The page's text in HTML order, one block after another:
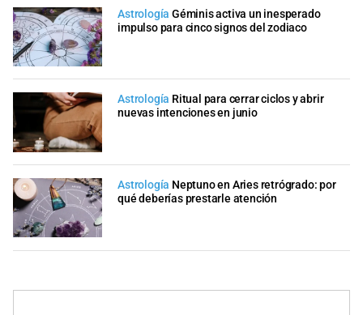
Astrología Géminis activa un inesperado
impulso para cinco signos del zodiaco
Astrología Ritual para cerrar ciclos y abrir
nuevas intenciones en junio
Astrología Neptuno en Aries retrógrado: por
qué deberías prestarle atención